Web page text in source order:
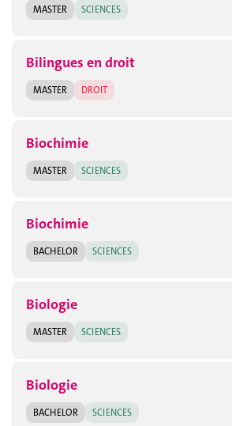
MASTER SCIENCES
Bilingues en droit
MASTER DROIT
Biochimie
MASTER SCIENCES
Biochimie
BACHELOR SCIENCES
Biologie
MASTER SCIENCES
Biologie
BACHELOR SCIENCES